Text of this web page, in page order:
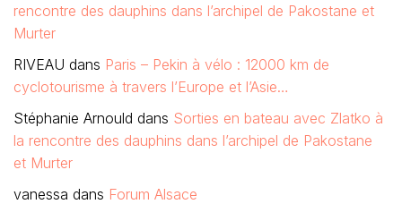
rencontre des dauphins dans l’archipel de Pakostane et
Murter
RIVEAU dans Paris – Pekin à vélo : 12000 km de
cyclotourisme à travers l’Europe et l’Asie…
Stéphanie Arnould dans Sorties en bateau avec Zlatko à
la rencontre des dauphins dans l’archipel de Pakostane
et Murter
vanessa dans Forum Alsace